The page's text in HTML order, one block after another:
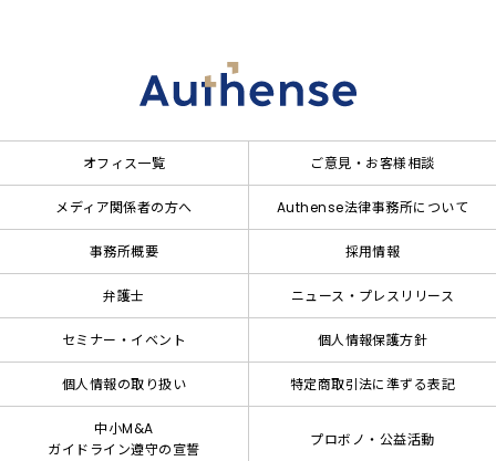
オフィス一覧 ご意見・お客様相談
メディア関係者の方へ Authense法律事務所について
事務所概要 採用情報
弁護士 ニュース・プレスリリース
セミナー・イベント 個人情報保護方針
個人情報の取り扱い 特定商取引法に準ずる表記
中小M&A
ガイドライン遵守の宣誓
プロボノ・公益活動